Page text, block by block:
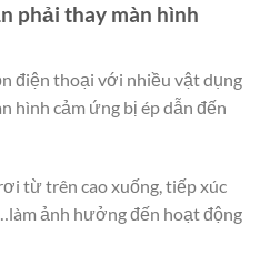
phải thay màn hình
điện thoại với nhiều vật dụng
hình cảm ứng bị ép dẫn đến
từ trên cao xuống, tiếp xúc
ảnh hưởng đến hoạt động